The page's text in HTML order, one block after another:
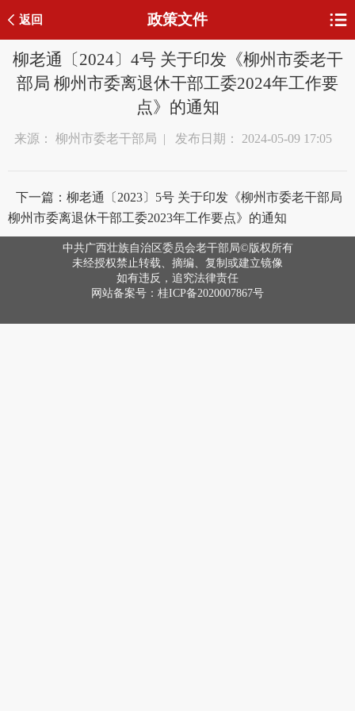
返回 政策文件
柳老通〔2024〕4号 关于印发《柳州市委老干
部局 柳州市委离退休干部工委2024年工作要
点》的通知
来源： 柳州市委老干部局 | 发布日期： 2024-05-09 17:05
下一篇：柳老通〔2023〕5号 关于印发《柳州市委老干部局
柳州市委离退休干部工委2023年工作要点》的通知
中共广西壮族自治区委员会老干部局©版权所有
未经授权禁止转载、摘编、复制或建立镜像
如有违反，追究法律责任
网站备案号：桂ICP备2020007867号